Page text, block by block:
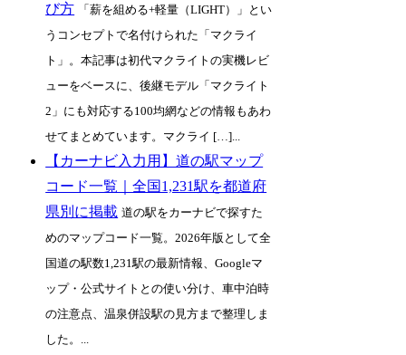
び方
「薪を組める+軽量（LIGHT）」とい
うコンセプトで名付けられた「マクライ
ト」。本記事は初代マクライトの実機レビ
ューをベースに、後継モデル「マクライト
2」にも対応する100均網などの情報もあわ
せてまとめています。マクライ […]...
【カーナビ入力用】道の駅マップ
コード一覧｜全国1,231駅を都道府
県別に掲載 道の駅をカーナビで探すた
めのマップコード一覧。2026年版として全
国道の駅数1,231駅の最新情報、Googleマ
ップ・公式サイトとの使い分け、車中泊時
の注意点、温泉併設駅の見方まで整理しま
した。...